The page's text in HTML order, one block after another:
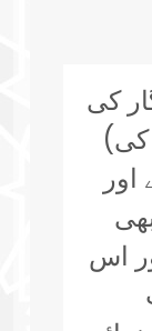
کی
اس